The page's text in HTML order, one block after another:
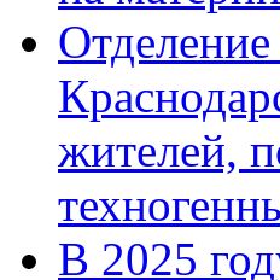
жителей,
В 2025